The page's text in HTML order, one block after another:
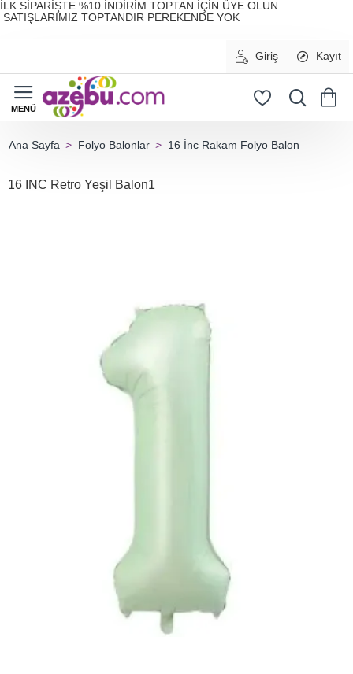
İLK SİPARİŞTE %10 İNDİRİM TOPTAN İÇİN ÜYE OLUN
SATIŞLARIMIZ TOPTANDIR PEREKENDE YOK
Giriş Kayıt
Folyo Balonlar 16 İnc Rakam Folyo Balon
16 INC Retro Yeşil Balon1